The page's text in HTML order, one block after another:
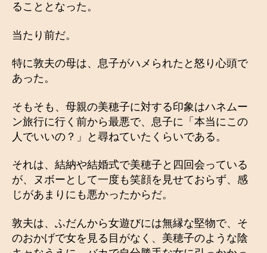
ることとなった。
当たり前だ。
特に敦夫の母は、息子がハメられたと怒り心頭で
あった。
そもそも、母親の美穂子に対する印象はハネムー
ン旅行に行く前から最悪で、息子に「本当にこの
人でいいの？」と尋ねていたくらいである。
それは、結納や結婚式で美穂子と四回会っている
が、ヌボーとして一度も笑顔を見せておらず、感
じがあまりにも悪かったからだ。
敦夫は、ふだんから女遊びには無縁な堅物で、そ
のおかげで女を見る目がなく、美穂子のような陰